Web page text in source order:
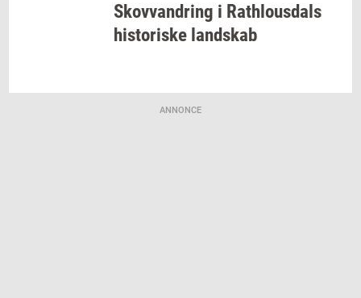
Sko­vvan­dring i Rat­hlous­dals
hi­sto­ri­ske land­skab
ANNONCE